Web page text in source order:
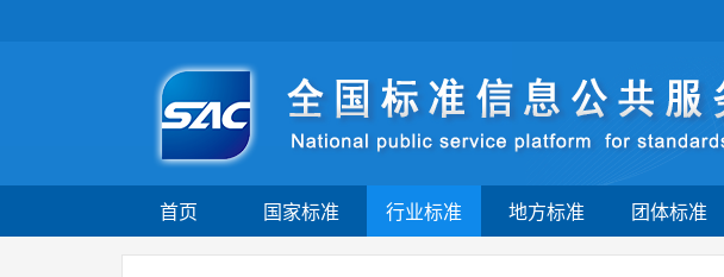
首页 国家标准 行业标准 地方标准 团体标准